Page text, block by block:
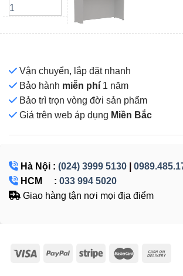
Vận chuyển, lắp đặt nhanh
Bảo hành miễn phí 1 năm
Bảo trì trọn vòng đời sản phẩm
Giá trên web áp dụng Miền Bắc
Hà Nội : (024) 3999 5130
HCM : 033 994 5020
Giao hàng tận nơi mọi địa điểm